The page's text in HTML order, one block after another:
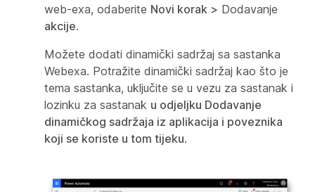
web-exa, odaberite Novi korak > Dodavanje
akcije.
Možete dodati dinamički sadržaj sa sastanka
Webexa. Potražite dinamički sadržaj kao što je
tema sastanka, uključite se u vezu za sastanak i
lozinku za sastanak u odjeljku Dodavanje
dinamičkog sadržaja iz aplikacija i poveznika
koji se koriste u tom tijeku.